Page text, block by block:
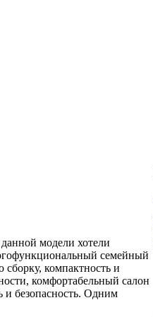
модели хотели
семейный
компактность и
комфортабельный салон
и безопасность. Одним